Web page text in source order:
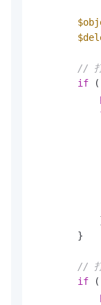
// 打
if
        }
// 打
if